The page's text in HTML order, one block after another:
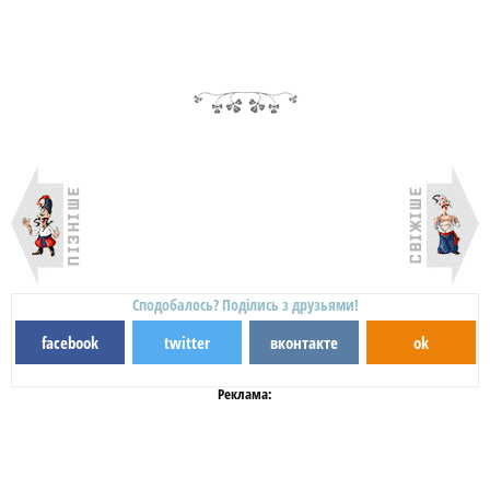
Сподобалось? Поділись з друзьями!
facebook twitter вконтакте ok
Реклама: